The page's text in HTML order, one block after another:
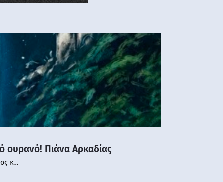
ουρανό! Πιάνα Αρκαδίας
κ…